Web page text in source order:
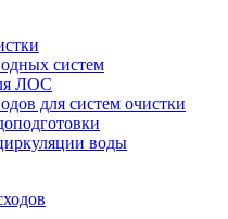
систем
ЛОС
для систем очистки
воды